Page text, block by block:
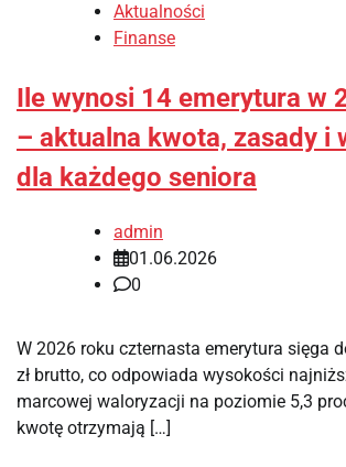
Aktualności
Finanse
Ile wynosi 14 emerytura w
– aktualna kwota, zasady i
dla każdego seniora
admin
01.06.2026
0
W 2026 roku czternasta emerytura sięga
zł brutto, co odpowiada wysokości
marcowej waloryzacji na poziomie 5,3
kwotę otrzymają […]